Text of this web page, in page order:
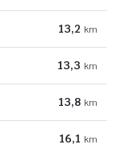
13,2 km
13,3 km
13,8 km
16,1 km